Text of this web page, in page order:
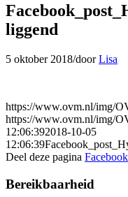
liggend
5 oktober 2018/doorLisa
https://www.ovm.nl/img/
https://www.ovm.nl/img/
12:06:392018-10-05
12:06:39
Deel deze pagina Facebook
Bereikbaarheid